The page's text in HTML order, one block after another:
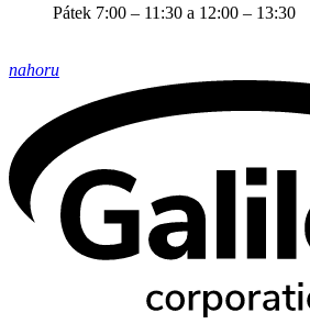
Pátek 7:00 – 11:30 a 12:00 – 13:30
nahoru